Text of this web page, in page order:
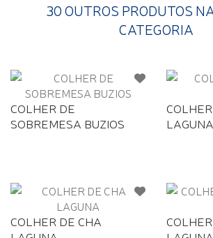
30 OUTROS PRODUTOS
CATEGORIA
COLHER DE
SOBREMESA BUZIOS
LAGUNA
COLHER DE CHA